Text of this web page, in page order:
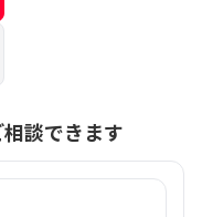
談できます